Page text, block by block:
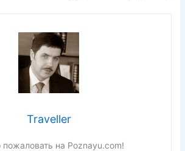
Traveller
на Poznayu.com!